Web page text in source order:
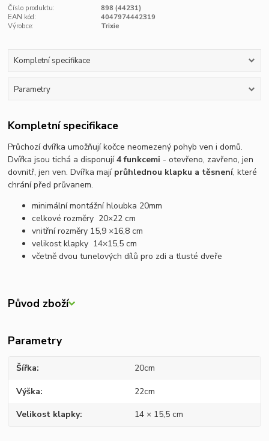
Číslo produktu:
898 (44231)
EAN kód:
4047974442319
Výrobce:
Trixie
Kompletní specifikace
Parametry
Kompletní specifikace
Průchozí dvířka umožňují kočce neomezený pohyb ven i domů.
Dvířka jsou tichá a disponují4 funkcemi - otevřeno, zavřeno, jen
dovnitř, jen ven. Dvířka mají průhlednou klapku a těsnení, které
chrání před průvanem.
minimální montážní hloubka 20mm
celkové rozměry 20×22 cm
vnitřní rozměry 15,9 ×16,8 cm
velikost klapky 14×15,5 cm
včetně dvou tunelových dílů pro zdi a tlusté dveře
Původ zboží
Parametry
Šířka 20cm
Výška 22cm
Velikost klapky 14 × 15,5 cm